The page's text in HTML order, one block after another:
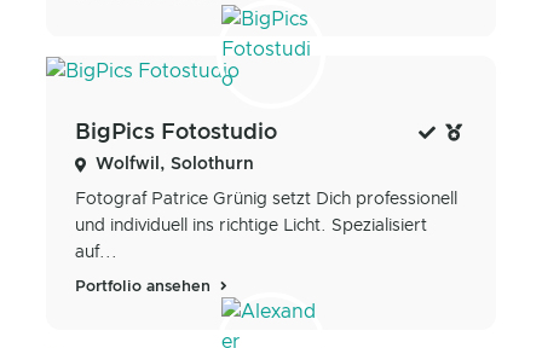
BigPics Fotostudio
Wolfwil, Solothurn
Fotograf Patrice Grünig setzt Dich professionell
und individuell ins richtige Licht. Spezialisiert
auf...
Portfolio ansehen